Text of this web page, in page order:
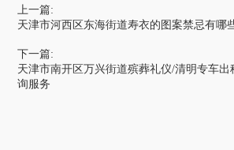
上一篇:
天津市河西区东海街道寿衣的图案禁忌有哪
下一篇:
天津市南开区万兴街道殡葬礼仪/清明专车出
询服务